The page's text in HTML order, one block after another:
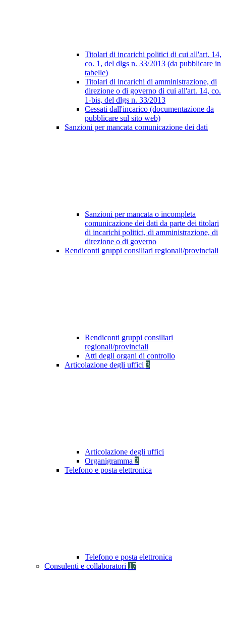
Titolari di incarichi politici di cui all'art. 14,
co. 1, del dlgs n. 33/2013 (da pubblicare in
tabelle)
Titolari di incarichi di amministrazione, di
direzione o di governo di cui all'art. 14, co.
1-bis, del dlgs n. 33/2013
Cessati dall'incarico (documentazione da
pubblicare sul sito web)
Sanzioni per mancata comunicazione dei dati
Sanzioni per mancata o incompleta
comunicazione dei dati da parte dei titolari
di incarichi politici, di amministrazione, di
direzione o di governo
Rendiconti gruppi consiliari regionali/provinciali
Rendiconti gruppi consiliari
regionali/provinciali
Atti degli organi di controllo
Articolazione degli uffici 3
Articolazione degli uffici
Organigramma 2
Telefono e posta elettronica
Telefono e posta elettronica
Consulenti e collaboratori 17